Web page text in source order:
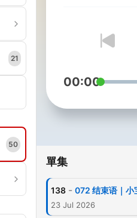
21
50
00:00
單集
138 - 072 结束语｜小
23 Jul 2026